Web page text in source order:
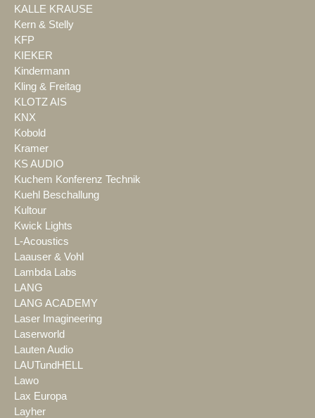
KALLE KRAUSE
Kern & Stelly
KFP
KIEKER
Kindermann
Kling & Freitag
KLOTZ AIS
KNX
Kobold
Kramer
KS AUDIO
Kuchem Konferenz Technik
Kuehl Beschallung
Kultour
Kwick Lights
L-Acoustics
Laauser & Vohl
Lambda Labs
LANG
LANG ACADEMY
Laser Imagineering
Laserworld
Lauten Audio
LAUTundHELL
Lawo
Lax Europa
Layher